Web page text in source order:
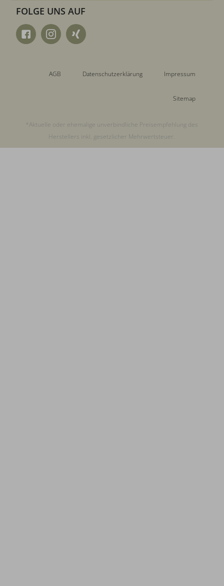
FOLGE UNS AUF
AGB Datenschutzerklärung Impressum
Sitemap
*Aktuelle oder ehemalige unverbindliche Preisempfehlung des
Herstellers inkl. gesetzlicher Mehrwertsteuer.